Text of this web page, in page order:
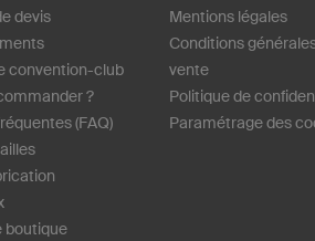
devis
convention-club
?
(FAQ)
boutique
Mentions légales
Conditions
vente
Politique de
Paramétrage des